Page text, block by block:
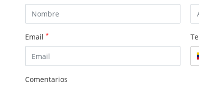
Email *
Comentarios